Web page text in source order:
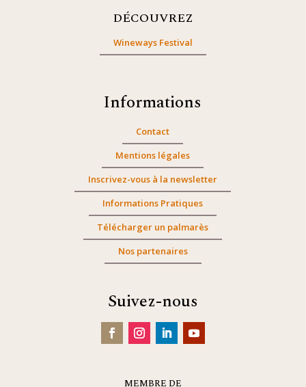
DÉCOUVREZ
Wineways Festival
Informations
Contact
Mentions légales
Inscrivez-vous à la newsletter
Informations Pratiques
Télécharger un palmarès
Nos partenaires
Suivez-nous
MEMBRE DE